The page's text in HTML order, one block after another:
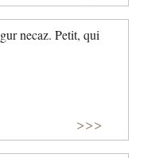
necaz. Petit, qui
>>>